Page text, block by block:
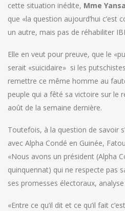
cette situation inédite, Mme
que «la question aujourd’hui c’est
un autre, mais pas de réhabiliter
Elle en veut pour preuve, que le
serait «suicidaire» si les
remettre ce même homme au
peuple qui a fêté sa victoire sur le
août de la semaine dernière.
Toutefois, à la question de savoir
avec Alpha Condé en Guinée,
«Nous avons un président (Alpha
quinquennat) qui ne respecte pas
ses promesses électoraux, analyse
«Entre ce qu’il dit et ce qu’il fait